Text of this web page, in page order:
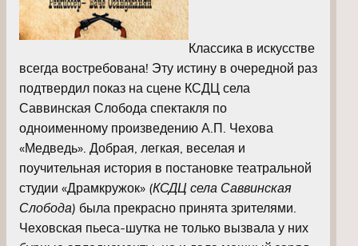
Классика в искусстве
всегда востребована! Эту истину в очередной раз
подтвердил показ на сцене КСДЦ села
Саввинская Слобода спектакля по
одноименному произведению А.П. Чехова
«Медведь». Добрая, легкая, веселая и
поучительная история в постановке театральной
студии «Драмкружок» (КСДЦ села Саввинская
Слобода) была прекрасно принята зрителями.
Чеховская пьеса-шутка не только вызвала у них